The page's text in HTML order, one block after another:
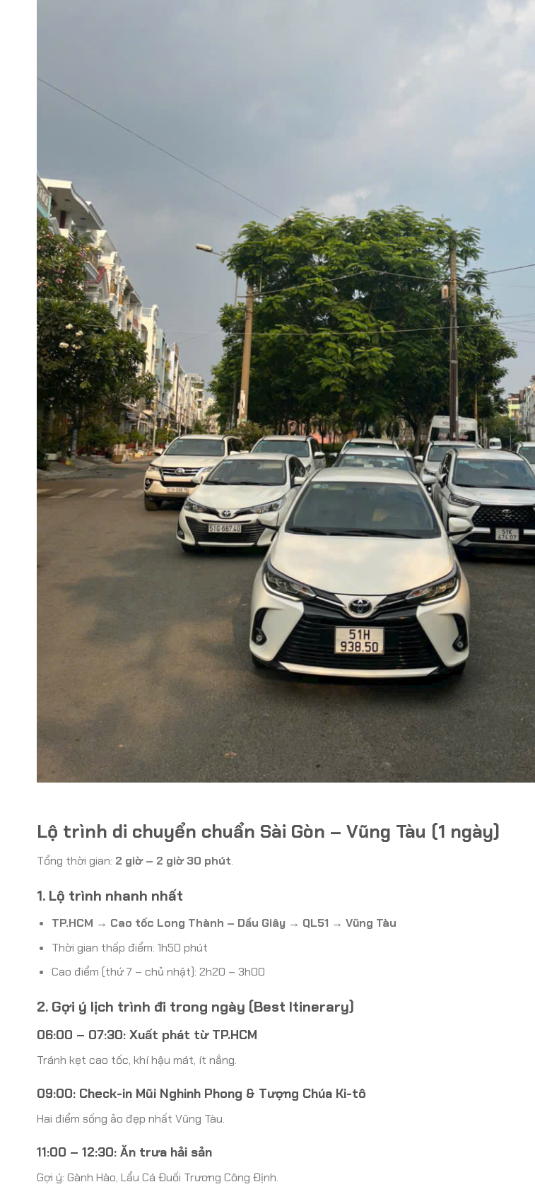
Lộ trình di chuyển chuẩn Sài Gòn – Vũng Tàu (1 ngày)
Tổng thời gian: 2 giờ – 2 giờ 30 phút.
1. Lộ trình nhanh nhất
TP.HCM → Cao tốc Long Thành – Dầu Giây → QL51 → Vũng Tàu
Thời gian thấp điểm: 1h50 phút
Cao điểm (thứ 7 – chủ nhật): 2h20 – 3h00
2. Gợi ý lịch trình đi trong ngày (Best Itinerary)
06:00 – 07:30: Xuất phát từ TP.HCM
Tránh kẹt cao tốc, khí hậu mát, ít nắng.
09:00: Check-in Mũi Nghinh Phong & Tượng Chúa Ki-tô
Hai điểm sống ảo đẹp nhất Vũng Tàu.
11:00 – 12:30: Ăn trưa hải sản
Gợi ý: Gành Hào, Lẩu Cá Đuối Trương Công Định.